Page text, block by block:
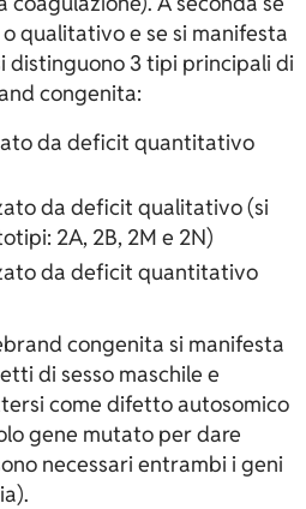
qualitativo e se si manifesta
distinguono 3 tipi principali di
congenita:
da deficit quantitativo
da deficit qualitativo (si
2A, 2B, 2M e 2N)
da deficit quantitativo
congenita si manifesta
di sesso maschile e
come difetto autosomico
gene mutato per dare
necessari entrambi i geni